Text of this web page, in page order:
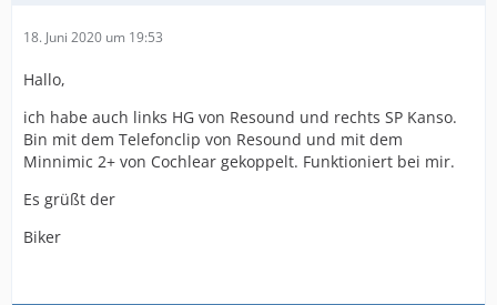
18. Juni 2020 um 19:53
Hallo,
ich habe auch links HG von Resound und rechts SP Kanso.
Bin mit dem Telefonclip von Resound und mit dem
Minnimic 2+ von Cochlear gekoppelt. Funktioniert bei mir.
Es grüßt der
Biker